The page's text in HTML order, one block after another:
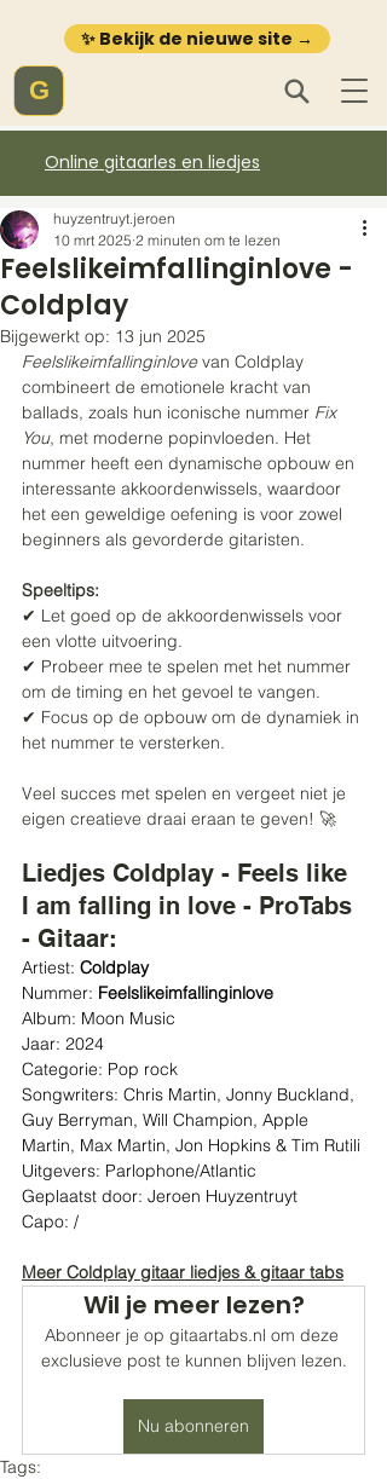
✨ Bekijk de nieuwe site →
G
Online gitaarles en liedjes
Feelslikeimfallinginlove -
Coldplay
huyzentruyt.jeroen
10 mrt 2025 2 minuten om te lezen
Bijgewerkt op: 13 jun 2025
Feelslikeimfallinginlove van Coldplay
combineert de emotionele kracht van
ballads, zoals hun iconische nummer Fix
You, met moderne popinvloeden. Het
nummer heeft een dynamische opbouw en
interessante akkoordenwissels, waardoor
het een geweldige oefening is voor zowel
beginners als gevorderde gitaristen.
Speeltips:
✔ Let goed op de akkoordenwissels voor
een vlotte uitvoering.
✔ Probeer mee te spelen met het nummer
om de timing en het gevoel te vangen.
✔ Focus op de opbouw om de dynamiek in
het nummer te versterken.
Veel succes met spelen en vergeet niet je
eigen creatieve draai eraan te geven! 🚀
Liedjes Coldplay - Feels like
I am falling in love - ProTabs
- Gitaar:
Artiest: Coldplay
Nummer: Feelslikeimfallinginlove
Album: Moon Music
Jaar: 2024
Categorie: Pop rock
Songwriters: Chris Martin, Jonny Buckland,
Guy Berryman, Will Champion, Apple
Martin, Max Martin, Jon Hopkins & Tim Rutili
Uitgevers: Parlophone/Atlantic
Geplaatst door: Jeroen Huyzentruyt
Capo: /
Meer Coldplay gitaar liedjes & gitaar tabs
Wil je meer lezen?
Abonneer je op gitaartabs.nl om deze
exclusieve post te kunnen blijven lezen.
Nu abonneren
Tags: